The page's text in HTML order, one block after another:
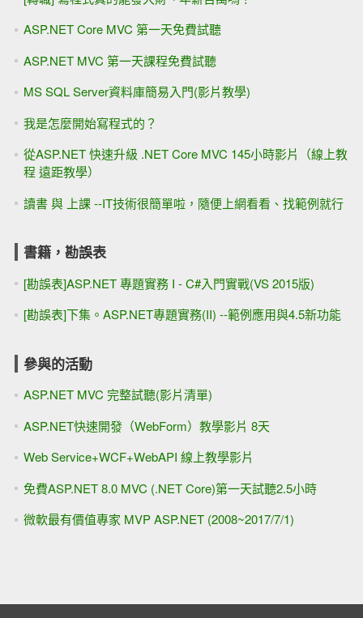
ASP.NET Core MVC 第一天免費試聽
ASP.NET MVC 第一天課程免費試聽
MS SQL Server資料庫簡易入門(影片教學)
我是怎麼開始寫程式的？
從ASP.NET 快速升級 .NET Core MVC 145小時影片（線上教
程 遠距教學）
讀書 與 上課 --IT技術很簡單啦，隨便上網看看、找範例就行
書籍，勘誤表
[勘誤表]ASP.NET 專題實務 I - C#入門實戰(VS 2015版)
[勘誤表]下集。ASP.NET專題實務(II) --範例應用與4.5新功能
參與的活動
ASP.NET MVC 完整試聽(影片清單)
ASP.NET快速開發（WebForm）教學影片 8天
Web Service+WCF+WebAPI 線上教學影片
免費ASP.NET 8.0 MVC (.NET Core)第一天試聽2.5小時
微軟最有價值專家 MVP ASP.NET (2008~2017/7/1)